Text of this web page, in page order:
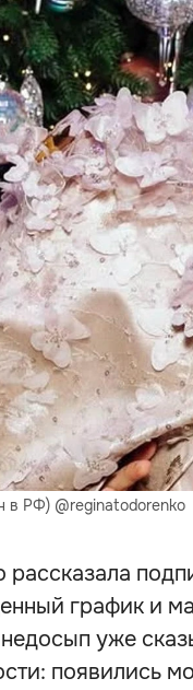
в РФ) @reginatodorenko
рассказала
график и
уже
появились